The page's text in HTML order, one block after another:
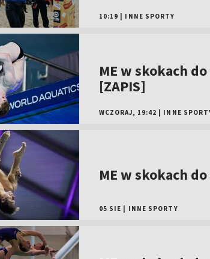
10:19 INNE SPORTY
ME w skokach
[ZAPIS]
WCZORAJ, 19:42 INNE
ME w skokach
05 SIE INNE SPORTY